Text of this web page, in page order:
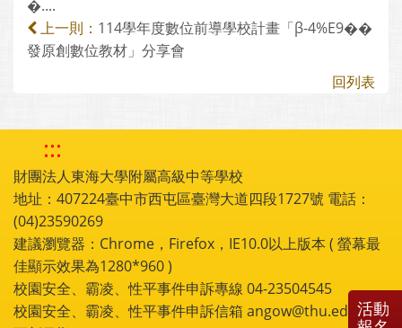
�....
上一則： 114學年度數位前導學校計畫「β-4%E9��
發原創數位教材」分享會
回列表
:::
財團法人東海大學附屬高級中等學校
地址：407224臺中市西屯區臺灣大道四段1727號 電話：
(04)23590269
建議瀏覽器：Chrome，Firefox，IE10.0以上版本 ( 螢幕最
佳顯示效果為1280*960 )
校園安全、霸凌、性平事件申訴專線 04-23504545
校園安全、霸凌、性平事件申訴信箱 angow@thu.edu.tw
活動